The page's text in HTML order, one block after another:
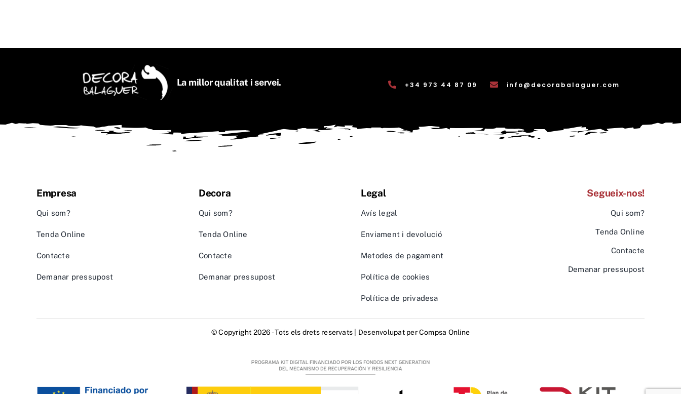
La millor qualitat i servei. +34 973 44 87 09 info@decorabalaguer.com
Empresa
Qui som?
Tenda Online
Contacte
Demanar pressupost
Decora
Qui som?
Tenda Online
Contacte
Demanar pressupost
Legal
Avís legal
Enviament i devolució
Metodes de pagament
Política de cookies
Política de privadesa
Segueix-nos!
Qui som?
Tenda Online
Contacte
Demanar pressupost
© Copyright 2026 - Tots els drets reservats | Desenvolupat perCompsa Online